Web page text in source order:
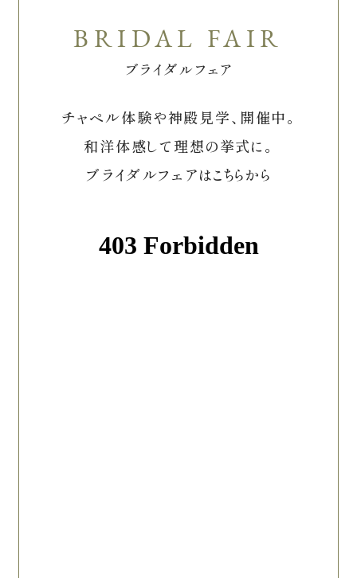
ブライダルフェア
チャペル体験や神殿見学、開催中。
和洋体感して理想の挙式に。
ブライダルフェアはこちらから